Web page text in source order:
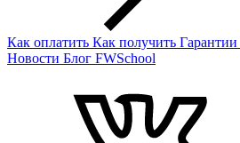
Как оплатить Как получить Гарантии
Новости Блог FWSchool